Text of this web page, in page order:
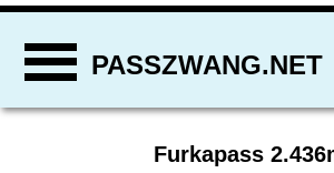
PASSZWANG.NET
Furkapass